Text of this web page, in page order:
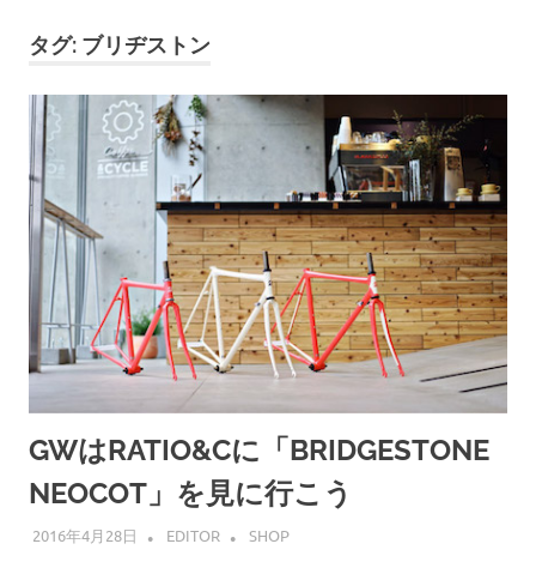
タグ: ブリヂストン
GWはRATIO&Cに「BRIDGESTONE
NEOCOT」を見に行こう
2016年4月28日 EDITOR SHOP